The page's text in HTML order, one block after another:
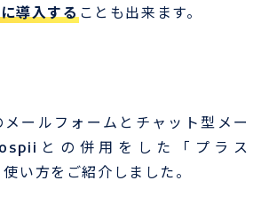
導入することも出来ます。
ールフォームとチャット型メー
との併用をした「プラス
い方をご紹介しました。